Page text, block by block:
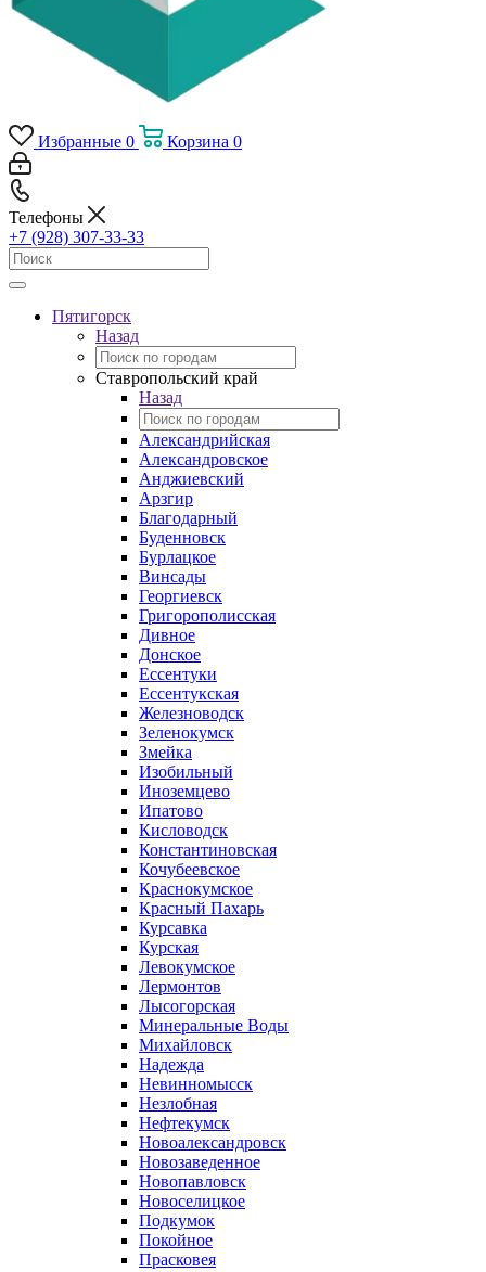
Избранные 0 Корзина 0
Телефоны
+7 (928) 307-33-33
Пятигорск
Назад
Ставропольский край
Назад
Александрийская
Александровское
Анджиевский
Арзгир
Благодарный
Буденновск
Бурлацкое
Винсады
Георгиевск
Григорополисская
Дивное
Донское
Ессентуки
Ессентукская
Железноводск
Зеленокумск
Змейка
Изобильный
Иноземцево
Ипатово
Кисловодск
Константиновская
Кочубеевское
Краснокумское
Красный Пахарь
Курсавка
Курская
Левокумское
Лермонтов
Лысогорская
Минеральные Воды
Михайловск
Надежда
Невинномысск
Незлобная
Нефтекумск
Новоалександровск
Новозаведенное
Новопавловск
Новоселицкое
Подкумок
Покойное
Прасковея